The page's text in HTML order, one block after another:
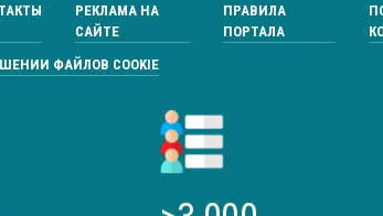
РЕКЛАМА НА
САЙТЕ
ПРАВИЛА
ПОРТАЛА
ФАЙЛОВ COOKIE